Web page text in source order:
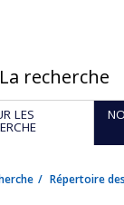
/La recherche
LES
Répertoire